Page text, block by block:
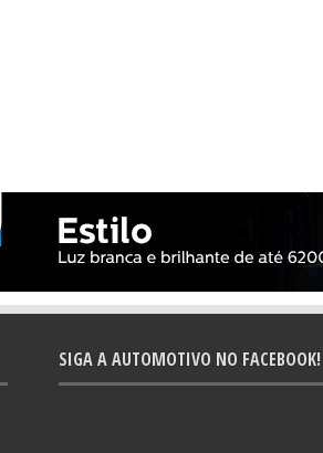
SIGA A AUTOMOTIVO NO FACEBOOK!